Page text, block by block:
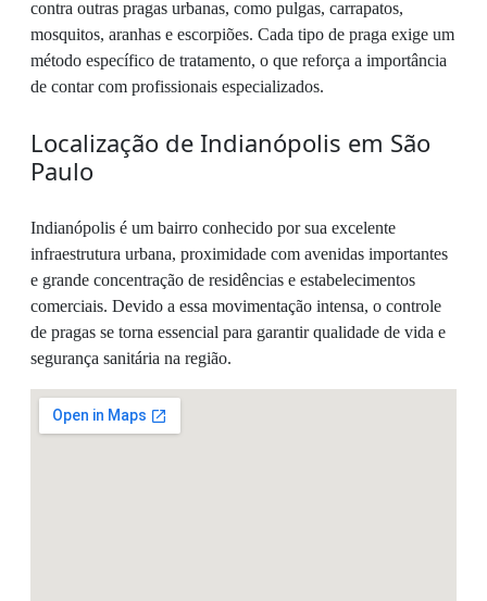
contra outras pragas urbanas, como pulgas, carrapatos,
mosquitos, aranhas e escorpiões. Cada tipo de praga exige um
método específico de tratamento, o que reforça a importância
de contar com profissionais especializados.
Localização de Indianópolis em São
Paulo
Indianópolis é um bairro conhecido por sua excelente
infraestrutura urbana, proximidade com avenidas importantes
e grande concentração de residências e estabelecimentos
comerciais. Devido a essa movimentação intensa, o controle
de pragas se torna essencial para garantir qualidade de vida e
segurança sanitária na região.